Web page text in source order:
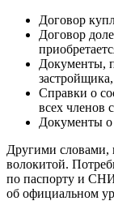
Договор
Договор
Документы,
Справки о
всех членов
Документы о
Другими словами,
волокитой.
по паспорту и
об официальном